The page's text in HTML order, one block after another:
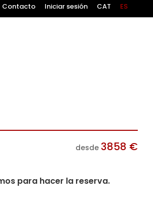
Contacto Iniciar sesión CAT ES
desde 3858 €
para hacer la reserva.